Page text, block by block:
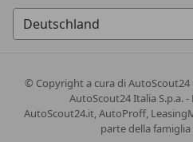
© Copyrighta cura di
AutoScout24 Italia S.p.a. -
AutoScout24.it, AutoProff,
parte della